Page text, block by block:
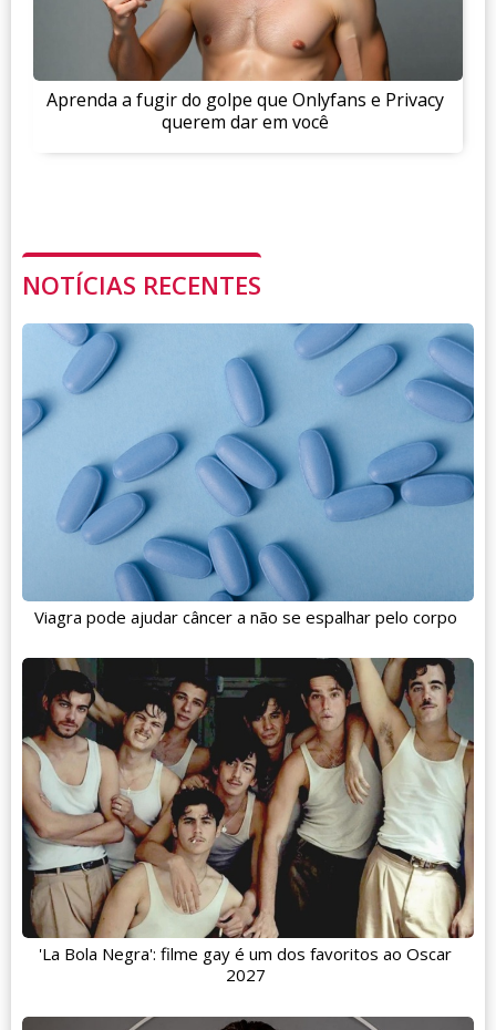
Aprenda a fugir do golpe que Onlyfans e Privacy
querem dar em você
NOTÍCIAS RECENTES
Viagra pode ajudar câncer a não se espalhar pelo corpo
'La Bola Negra': filme gay é um dos favoritos ao Oscar
2027